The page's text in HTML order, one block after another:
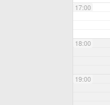
17:00
18:00
19:00